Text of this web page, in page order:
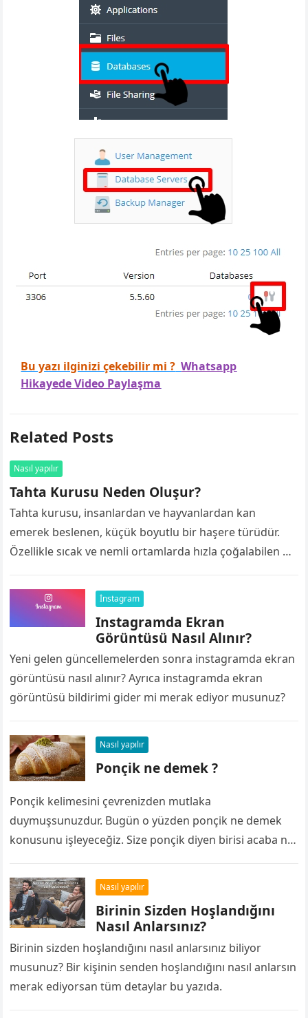
Bu yazı ilginizi çekebilir mi ? Whatsapp
Hikayede Video Paylaşma
Related Posts
Nasıl yapılır
Tahta Kurusu Neden Oluşur?
Tahta kurusu, insanlardan ve hayvanlardan kan
emerek beslenen, küçük boyutlu bir haşere türüdür.
Özellikle sıcak ve nemli ortamlarda hızla çoğalabilen bu
İnstagram
Instagramda Ekran
Görüntüsü Nasıl Alınır?
Yeni gelen güncellemelerden sonra instagramda ekran
görüntüsü nasıl alınır? Ayrıca instagramda ekran
görüntüsü bildirimi gider mi merak ediyor musunuz?
Nasıl yapılır
Ponçik ne demek ?
Ponçik kelimesini çevrenizden mutlaka
duymuşsunuzdur. Bugün o yüzden ponçik ne demek
konusunu işleyeceğiz. Size ponçik diyen birisi acaba ne
Ponçik aslında…
Nasıl yapılır
Birinin Sizden Hoşlandığını
Nasıl Anlarsınız?
Birinin sizden hoşlandığını nasıl anlarsınız biliyor
musunuz? Bir kişinin senden hoşlandığını nasıl anlarsın
merak ediyorsan tüm detaylar bu yazıda.